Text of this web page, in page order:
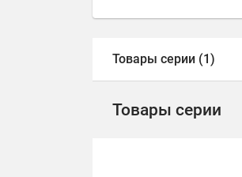
Товары серии (1)
Товары серии